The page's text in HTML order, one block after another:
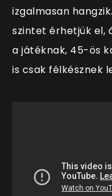
izgalmasan
szintet érhetjük el,
a játéknak, 45-ös
is csak félkésznek